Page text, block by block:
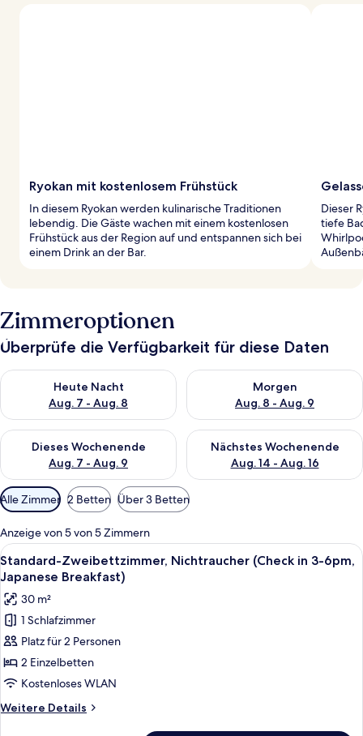
Ryokan mit kostenlosem Frühstück
In diesem Ryokan werden kulinarische Traditionen
lebendig. Die Gäste wachen mit einem kostenlosen
Frühstück aus der Region auf und entspannen sich bei
einem Drink an der Bar.
Dieser
tiefe
Zimmeroptionen
Überprüfe die Verfügbarkeit für diese Daten
Heute Nacht
Aug. 7 - Aug. 8
Überprüfe die Verfügbarkeit für heute Nacht, Aug. 7 - Aug. 8.
Morgen
Aug. 8 - Aug. 9
Überprüfe die Verfügbarkeit
Dieses Wochenende
Aug. 7 - Aug. 9
Überprüfe die Verfügbarkeit für dieses Wochenende, Aug. 7
Nächstes Wochenende
Aug. 14 - Aug. 16
Überprüfe die Verfügbarkeit
Verfügbare
Filter
für
Zimmer
Alle Zimmer 2 Betten Über 3 Betten
Anzeige von 5 von 5 Zimmern
Alle
Fotos
für
Standard-
Zweibettzimmer,
Nichtraucher
(Check
in
3-
6pm,
Ein traditionell japanisch
9
Standard-Zweibettzimmer, Nichtraucher (Check in 3-6pm,
Japanese Breakfast)
30 m²
1 Schlafzimmer
Platz für 2 Personen
2 Einzelbetten
Kostenloses WLAN
Weitere Details
Weitere